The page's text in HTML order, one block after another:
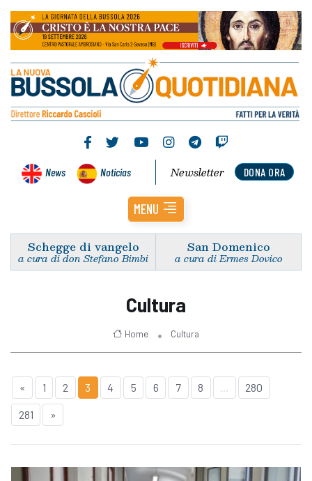
News Noticias DONA ORA
Newsletter
MENU
Schegge di vangelo
a cura di don Stefano Bimbi
San Domenico
a cura di Ermes Dovico
Cultura
Home Cultura
« 1 2 3 4 5 6 7 8 280
281 »